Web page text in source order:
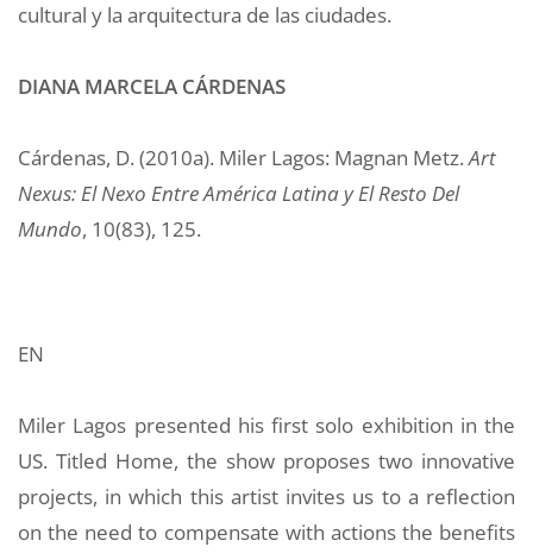
cultural y la arquitectura de las ciudades.
DIANA MARCELA CÁRDENAS
Cárdenas, D. (2010a). Miler Lagos: Magnan Metz.Art
Nexus: El Nexo Entre América Latina y El Resto Del
Mundo, 10(83), 125.
EN
Miler Lagos presented his first solo exhibition in the
US. Titled Home, the show proposes two innovative
projects, in which this artist invites us to a reflection
on the need to compensate with actions the benefits